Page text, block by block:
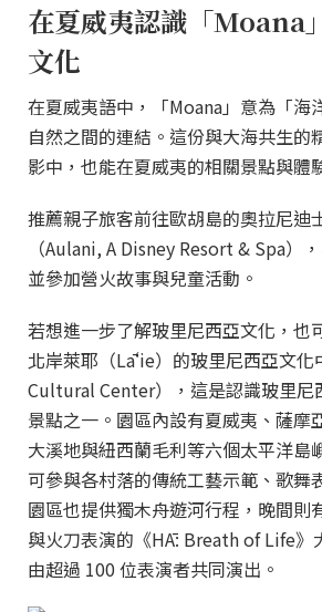
在夏威夷認識「Moana
文化
在夏威夷語中，「Moana」意為「海
自然之間的連結。這份與大海共生的
影中，也能在夏威夷的相關景點與體
推薦親子旅客前往歐胡島的奧拉尼迪
（Aulani, A Disney Resort & Spa）
並參加營火故事與兒童活動。
若想進一步了解玻里尼西亞文化，也
北岸萊耶（Lāʻie）的玻里尼西亞文
Cultural Center），這是認識玻里尼
景點之一。園區內設有夏威夷、薩摩
大溪地與紐西蘭毛利等六個太平洋島
可參與各村落的傳統工藝示範、歌舞
園區也提供獨木舟遊河行程，晚間則
與火刀表演的《HĀ: Breath of Life》
由超過 100 位表演者共同演出。